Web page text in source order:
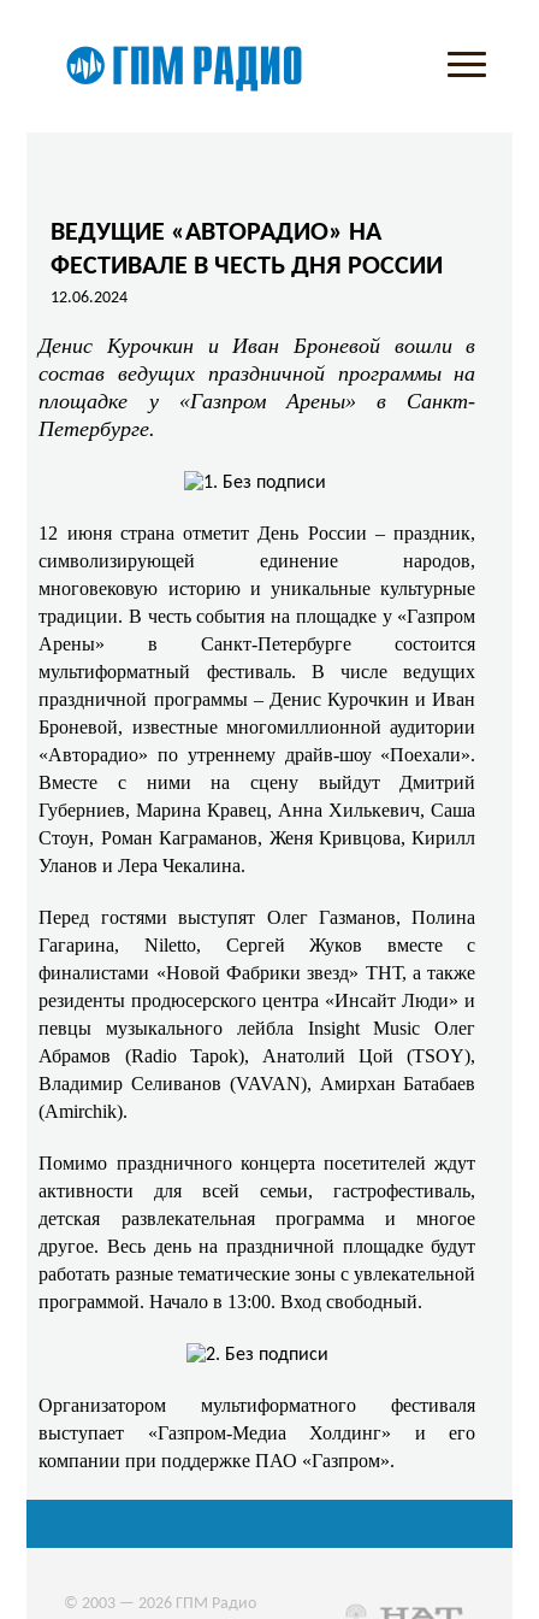
ВЕДУЩИЕ «АВТОРАДИО» НА
ФЕСТИВАЛЕ В ЧЕСТЬ ДНЯ РОССИИ
12.06.2024
Денис Курочкин и Иван Броневой вошли в
состав ведущих праздничной программы на
площадке у «Газпром Арены» в Санкт-
Петербурге.
12 июня страна отметит День России – праздник,
символизирующей единение народов,
многовековую историю и уникальные культурные
традиции. В честь события на площадке у «Газпром
Арены» в Санкт-Петербурге состоится
мультиформатный фестиваль. В числе ведущих
праздничной программы – Денис Курочкин и Иван
Броневой, известные многомиллионной аудитории
«Авторадио» по утреннему драйв-шоу «Поехали».
Вместе с ними на сцену выйдут Дмитрий
Губерниев, Марина Кравец, Анна Хилькевич, Саша
Стоун, Роман Каграманов, Женя Кривцова, Кирилл
Уланов и Лера Чекалина.
Перед гостями выступят Олег Газманов, Полина
Гагарина, Niletto, Сергей Жуков вместе с
финалистами «Новой Фабрики звезд» ТНТ, а также
резиденты продюсерского центра «Инсайт Люди» и
певцы музыкального лейбла Insight Music Олег
Абрамов (Radio Tapok), Анатолий Цой (TSOY),
Владимир Селиванов (VAVAN), Амирхан Батабаев
(Amirchik).
Помимо праздничного концерта посетителей ждут
активности для всей семьи, гастрофестиваль,
детская развлекательная программа и многое
другое. Весь день на праздничной площадке будут
работать разные тематические зоны с увлекательной
программой. Начало в 13:00. Вход свободный.
Организатором мультиформатного фестиваля
выступает «Газпром-Медиа Холдинг» и его
компании при поддержке ПАО «Газпром».
© 2003 — 2026 ГПМ Радио